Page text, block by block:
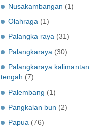
Nusakambangan (1)
Olahraga (1)
Palangka raya (31)
Palangkaraya (30)
Palangkaraya kalimantan
tengah (7)
Palembang (1)
Pangkalan bun (2)
Papua (76)